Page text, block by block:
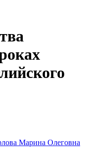
Марина Олеговна